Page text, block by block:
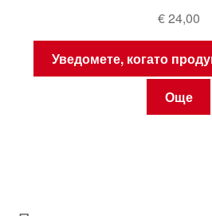
€24,00
Уведомете, когато
Още